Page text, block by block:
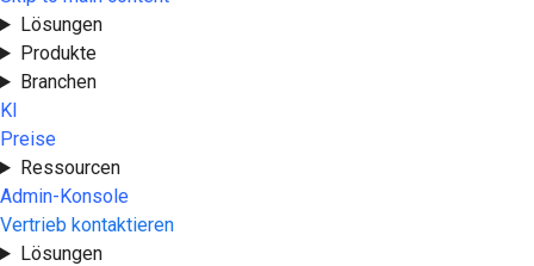
Lösungen
Produkte
Branchen
KI
Preise
Ressourcen
Admin-Konsole
Vertrieb kontaktieren
Lösungen